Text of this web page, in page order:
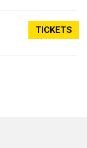
TICKETS